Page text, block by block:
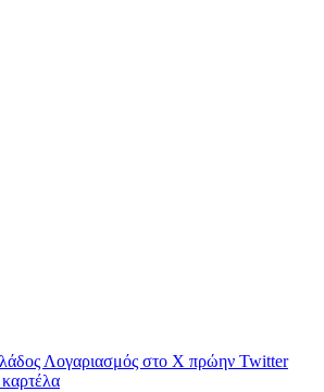
Λογαριασμός στο X πρώην Twitter